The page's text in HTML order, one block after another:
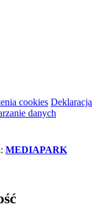
cookies Deklaracja
danych
MEDIAPARK